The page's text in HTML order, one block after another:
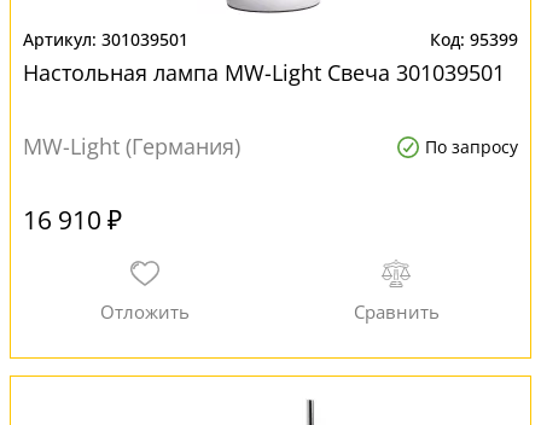
301039501 95399
Настольная лампа MW-Light Свеча 301039501
MW-Light (Германия) По запросу
16 910 ₽